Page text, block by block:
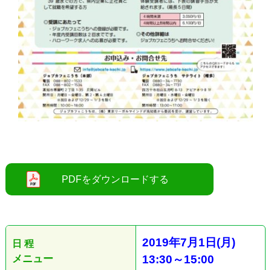
日 程
メニュー
2019年7月1 日 (月 )
13:30 ～15:00